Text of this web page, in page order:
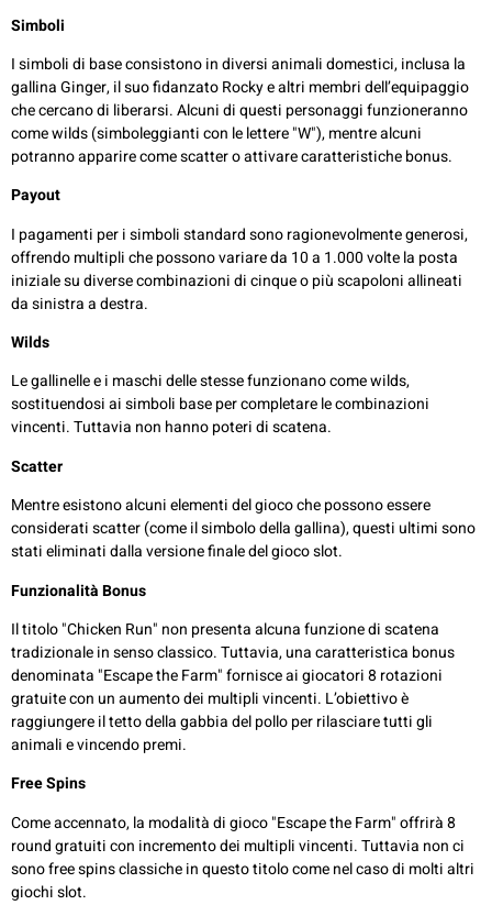
Simboli
I simboli di base consistono in diversi animali domestici, inclusa la
gallina Ginger, il suo fidanzato Rocky e altri membri dell’equipaggio
che cercano di liberarsi. Alcuni di questi personaggi funzioneranno
come wilds (simboleggianti con le lettere "W"), mentre alcuni
potranno apparire come scatter o attivare caratteristiche bonus.
Payout
I pagamenti per i simboli standard sono ragionevolmente generosi,
offrendo multipli che possono variare da 10 a 1.000 volte la posta
iniziale su diverse combinazioni di cinque o più scapoloni allineati
da sinistra a destra.
Wilds
Le gallinelle e i maschi delle stesse funzionano come wilds,
sostituendosi ai simboli base per completare le combinazioni
vincenti. Tuttavia non hanno poteri di scatena.
Scatter
Mentre esistono alcuni elementi del gioco che possono essere
considerati scatter (come il simbolo della gallina), questi ultimi sono
stati eliminati dalla versione finale del gioco slot.
Funzionalità Bonus
Il titolo "Chicken Run" non presenta alcuna funzione di scatena
tradizionale in senso classico. Tuttavia, una caratteristica bonus
denominata "Escape the Farm" fornisce ai giocatori 8 rotazioni
gratuite con un aumento dei multipli vincenti. L’obiettivo è
raggiungere il tetto della gabbia del pollo per rilasciare tutti gli
animali e vincendo premi.
Free Spins
Come accennato, la modalità di gioco "Escape the Farm" offrirà 8
round gratuiti con incremento dei multipli vincenti. Tuttavia non ci
sono free spins classiche in questo titolo come nel caso di molti altri
giochi slot.